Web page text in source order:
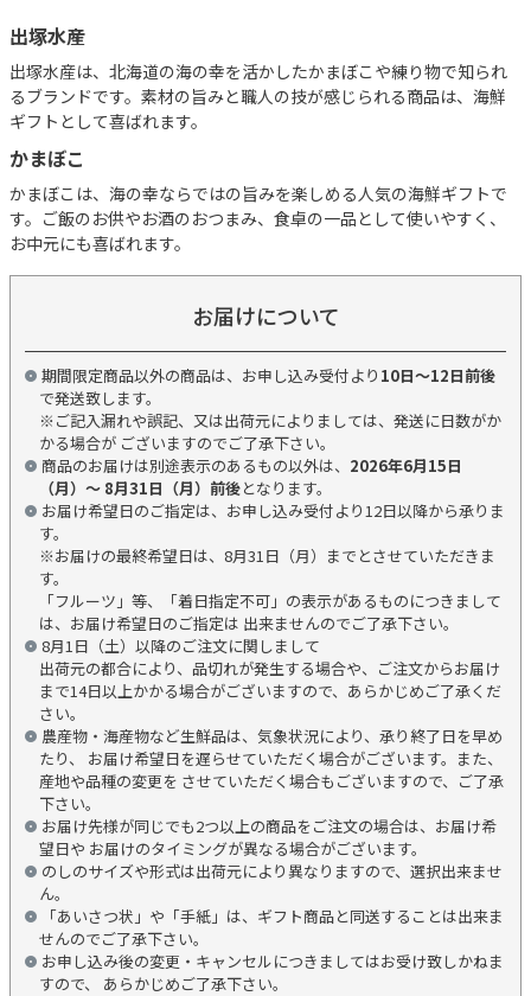
出塚水産
出塚水産は、北海道の海の幸を活かしたかまぼこや練り物で知られ
るブランドです。素材の旨みと職人の技が感じられる商品は、海鮮
ギフトとして喜ばれます。
かまぼこ
かまぼこは、海の幸ならではの旨みを楽しめる人気の海鮮ギフトで
す。ご飯のお供やお酒のおつまみ、食卓の一品として使いやすく、
お中元にも喜ばれます。
お届けについて
期間限定商品以外の商品は、お申し込み受付より 10日～12日前後
で発送致します。
※ご記入漏れや誤記、又は出荷元によりましては、発送に日数がか
かる場合が ございますのでご了承下さい。
商品のお届けは別途表示のあるもの以外は、 2026年6月15日
（月）～ 8月31日（月）前後となります。
お届け希望日のご指定は、お申し込み受付より12日以降から承りま
す。
※お届けの最終希望日は、8月31日（月）までとさせていただきま
す。
「フルーツ」等、「着日指定不可」の表示があるものにつきまして
は、お届け希望日のご指定は 出来ませんのでご了承下さい。
8月1日（土）以降のご注文に関しまして
出荷元の都合により、品切れが発生する場合や、ご注文からお届け
まで14日以上かかる場合がございますので、あらかじめご了承くだ
さい。
農産物・海産物など生鮮品は、気象状況により、承り終了日を早め
たり、 お届け希望日を遅らせていただく場合がございます。また、
産地や品種の変更を させていただく場合もございますので、ご了承
下さい。
お届け先様が同じでも2つ以上の商品をご注文の場合は、お届け希
望日や お届けのタイミングが異なる場合がございます。
のしのサイズや形式は出荷元により異なりますので、選択出来ませ
ん。
「あいさつ状」や「手紙」は、ギフト商品と同送することは出来ま
せんのでご了承下さい。
お申し込み後の変更・キャンセルにつきましてはお受け致しかねま
すので、 あらかじめご了承下さい。